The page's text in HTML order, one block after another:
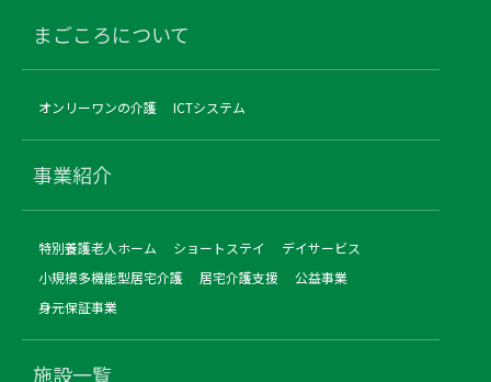
まごころについて
オンリーワンの介護 ICTシステム
事業紹介
特別養護老人ホーム ショートステイ
デイサービス
小規模多機能型居宅介護
居宅介護支援
公益事業
身元保証事業
施設一覧